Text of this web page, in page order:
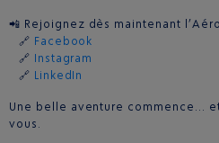
📲 Rejoignez dès maintenant
🔗 Facebook
🔗 Instagram
🔗 LinkedIn
Une belle aventure commence…
vous.